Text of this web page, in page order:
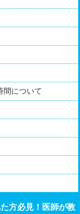
間について
方必見！医師が教